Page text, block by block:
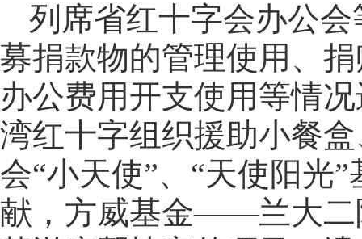
列席省红十字会办公
募捐款物的管理使用、
办公费用开支使用等情
湾红十字组织援助小餐
会“小天使”、“天使阳光
献，方威基金——兰大二